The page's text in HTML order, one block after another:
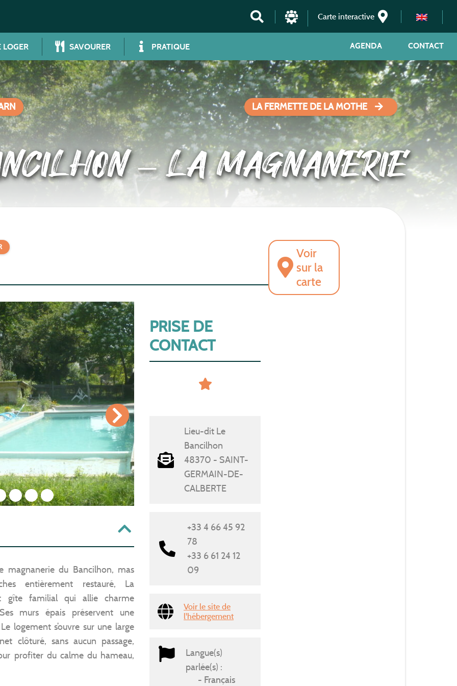
Carte interactive
LOGER SAVOURER PRATIQUE CONTACT
AGENDA
LA FERMETTE DE LA MOTHE
– LA MAGNANERIE
Voir
sur la
carte
magnanerie du Bancilhon, mas
entièrement restauré, La
gîte familial qui allie charme
murs épais préservent une
logement s’ouvre sur une large
clôturé, sans aucun passage,
profiter du calme du hameau,
PRISE DE
CONTACT
Lieu-dit Le
Bancilhon
48370 - SAINT-
GERMAIN-DE-
CALBERTE
+33 4 66 45 92
78
+33 6 61 24 12
09
Voir le site de
l'hébergement
Langue(s)
parlée(s) :
Français